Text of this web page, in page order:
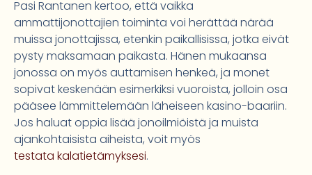
Pasi Rantanen kertoo, että vaikka
ammattijonottajien toiminta voi herättää närää
muissa jonottajissa, etenkin paikallisissa, jotka eivät
pysty maksamaan paikasta. Hänen mukaansa
jonossa on myös auttamisen henkeä, ja monet
sopivat keskenään esimerkiksi vuoroista, jolloin osa
pääsee lämmittelemään läheiseen kasino-baariin.
Jos haluat oppia lisää jonoilmiöistä ja muista
ajankohtaisista aiheista, voit myös
testata kalatietämyksesi.